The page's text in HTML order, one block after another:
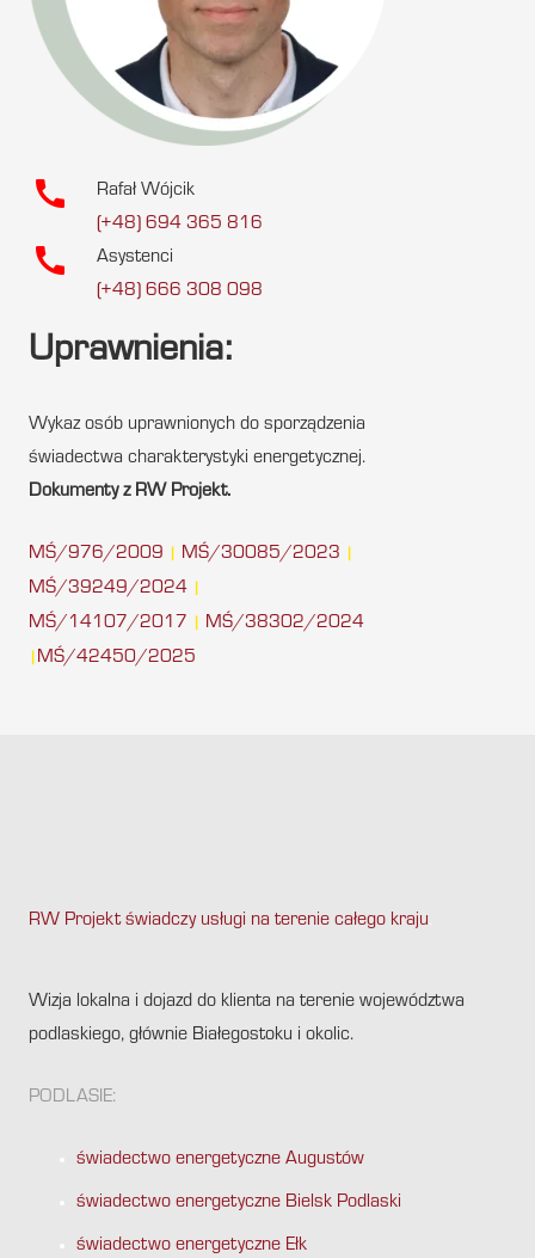
call
Rafał Wójcik
(+48) 694 365 816
call
Asystenci
(+48) 666 308 098
Uprawnienia:
Wykaz osób uprawnionych do sporządzenia
świadectwa charakterystyki energetycznej.
Dokumenty z RW Projekt.
MŚ/976/2009 MŚ/30085/2023
MŚ/39249/2024
MŚ/14107/2017 MŚ/38302/2024
MŚ/42450/2025
RW Projekt świadczy usługi na terenie całego kraju
Wizja lokalna i dojazd do klienta na terenie województwa
podlaskiego, głównie Białegostoku i okolic.
PODLASIE:
świadectwo energetyczne Augustów
świadectwo energetyczne Bielsk Podlaski
świadectwo energetyczne Ełk